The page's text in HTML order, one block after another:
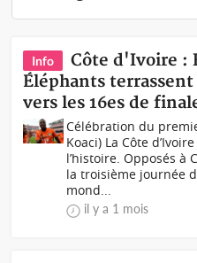
Info
Côte d'Ivoire :
Éléphants
vers les 16es de
Célébration du
Koaci) La Côte
l’histoire. Opposés à
la troisième journée
mond...
il y a 1 mois